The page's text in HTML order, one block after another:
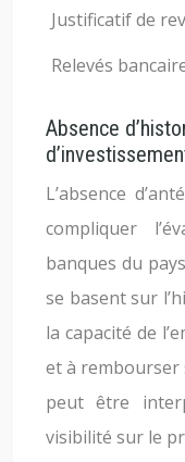
Justificatif de
Relevés
Absence
L’absence
compliquer
banques du
se basent sur
la capacité de
et à rembourser
peut être
visibilité sur le